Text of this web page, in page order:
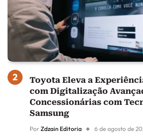
Toyota Eleva a
com Digitalização
Concessionárias com
Samsung
Por Zdzain Editoria 6 de agosto de